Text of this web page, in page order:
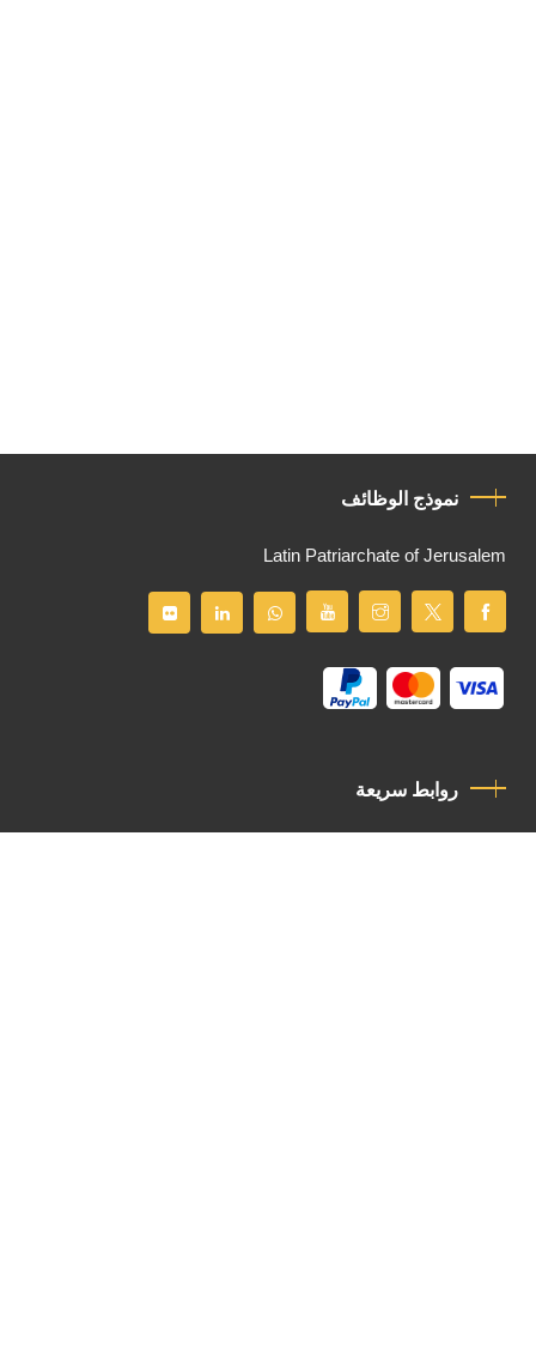
نموذج الوظائف
Latin Patriarchate of Jerusalem
روابط سريعة